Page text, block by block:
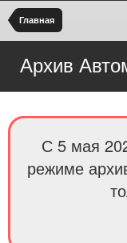
Главная
Архив
С 5 мая
режиме